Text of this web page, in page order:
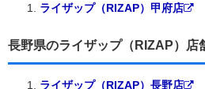
ライザップ（RIZAP）甲府店
長野県のライザップ（RIZAP）店
ライザップ（RIZAP）長野店